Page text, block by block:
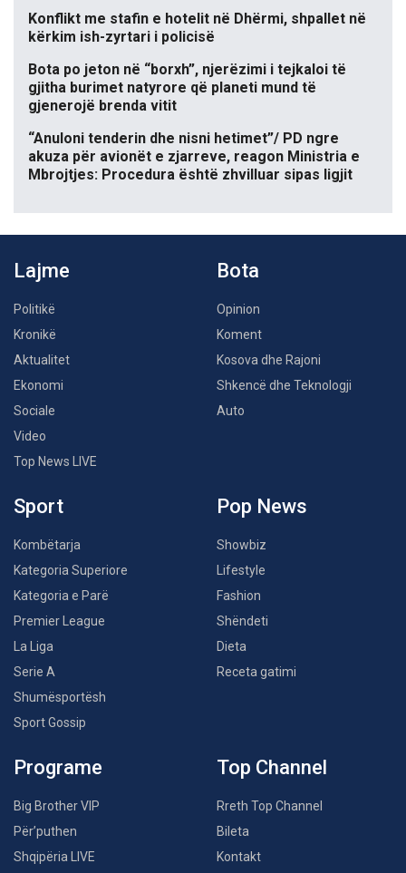
Konflikt me stafin e hotelit në Dhërmi, shpallet në
kërkim ish-zyrtari i policisë
Bota po jeton në “borxh”, njerëzimi i tejkaloi të
gjitha burimet natyrore që planeti mund të
gjenerojë brenda vitit
“Anuloni tenderin dhe nisni hetimet”/ PD ngre
akuza për avionët e zjarreve, reagon Ministria e
Mbrojtjes: Procedura është zhvilluar sipas ligjit
Lajme
Politikë
Kronikë
Aktualitet
Ekonomi
Sociale
Video
Top News LIVE
Bota
Opinion
Koment
Kosova dhe Rajoni
Shkencë dhe Teknologji
Auto
Sport
Kombëtarja
Kategoria Superiore
Kategoria e Parë
Premier League
La Liga
Serie A
Shumësportësh
Sport Gossip
Pop News
Showbiz
Lifestyle
Fashion
Shëndeti
Dieta
Receta gatimi
Programe
Big Brother VIP
Për’puthen
Shqipëria LIVE
Top Channel
Rreth Top Channel
Bileta
Kontakt